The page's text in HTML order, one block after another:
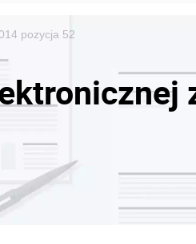
pozycja 52